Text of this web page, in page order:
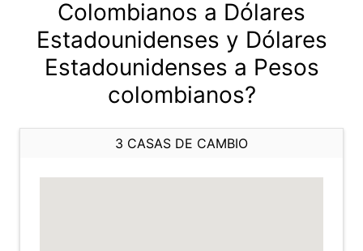
Colombianos a Dólares
Estadounidenses y Dólares
Estadounidenses a Pesos
colombianos?
3 CASAS DE CAMBIO